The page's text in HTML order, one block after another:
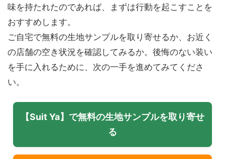
味を持たれたのであれば、まずは行動を起こすことを
おすすめします。
ご自宅で無料の生地サンプルを取り寄せるか、お近く
の店舗の空き状況を確認してみるか。後悔のない装い
を手に入れるために、次の一手を進めてみてくださ
い。
【Suit Ya】で無料の生地サンプルを取り寄せ
る